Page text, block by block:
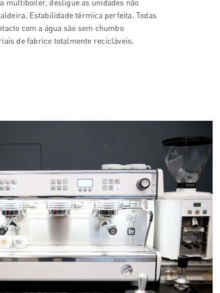
multiboiler, desligue as unidades não
Estabilidade térmica perfeita. Todas
com a água são sem chumbo
de fabrico totalmente recicláveis.